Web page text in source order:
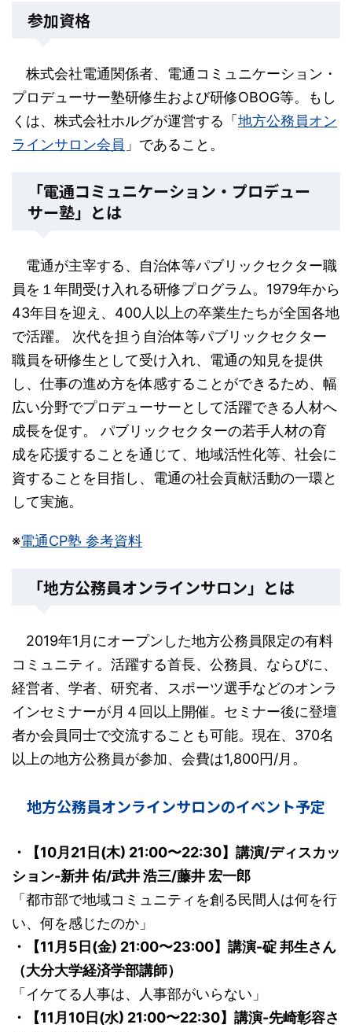
参加資格
株式会社電通関係者、電通コミュニケーション・
プロデューサー塾研修生および研修OBOG等。もし
くは、株式会社ホルグが運営する「 地方公務員オン
ラインサロン会員 」であること。
「電通コミュニケーション・プロデュー
サー塾」とは
電通が主宰する、自治体等パブリックセクター職
員を１年間受け入れる研修プログラム。1979年から
43年目を迎え、400人以上の卒業生たちが全国各地
で活躍。 次代を担う自治体等パブリックセクター
職員を研修生として受け入れ、電通の知見を提供
し、仕事の進め方を体感することができるため、幅
広い分野でプロデューサーとして活躍できる人材へ
成長を促す。 パブリックセクターの若手人材の育
成を応援することを通じて、地域活性化等、社会に
資することを目指し、電通の社会貢献活動の一環と
して実施。
※電通CP塾 参考資料
「地方公務員オンラインサロン」とは
2019年1月にオープンした地方公務員限定の有料
コミュニティ。活躍する首長、公務員、ならびに、
経営者、学者、研究者、スポーツ選手などのオンラ
インセミナーが月４回以上開催。セミナー後に登壇
者か会員同士で交流することも可能。現在、370名
以上の地方公務員が参加、会費は1,800円/月。
地方公務員オンラインサロンのイベント予定
・【10月21日(木) 21:00〜22:30】講演/ディスカッ
ション-新井 佑/武井 浩三/藤井 宏一郎
「都市部で地域コミュニティを創る民間人は何を行
い、何を感じたのか」
・【11月5日(金) 21:00〜23:00】講演-碇 邦生さん
（大分大学経済学部講師）
「イケてる人事は、人事部がいらない」
・【11月10日(水) 21:00〜22:30】講演-先崎彰容さ